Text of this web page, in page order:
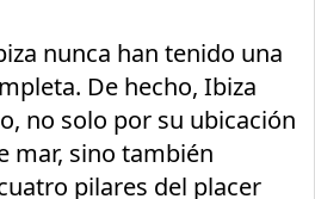
nunca han tenido una
De hecho, Ibiza
no solo por su ubicación
mar, sino también
pilares del placer